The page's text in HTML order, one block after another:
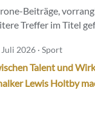
Beiträge,
Treffer im Titel
Juli 2026 · Sport
Talent und
Lewis Holtby